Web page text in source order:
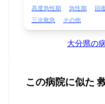
高度急性期 急性期 回
三次救急
その他
大分県の
この病院に似た